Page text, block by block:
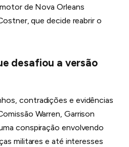
de Nova Orleans
que decide reabrir o
desafiou a versão
contradições e evidências
Warren, Garrison
conspiração envolvendo
militares e até interesses